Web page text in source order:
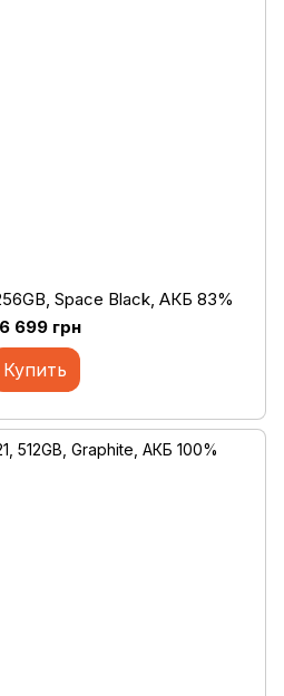
Space Black, АКБ 83%
699 грн
Купить